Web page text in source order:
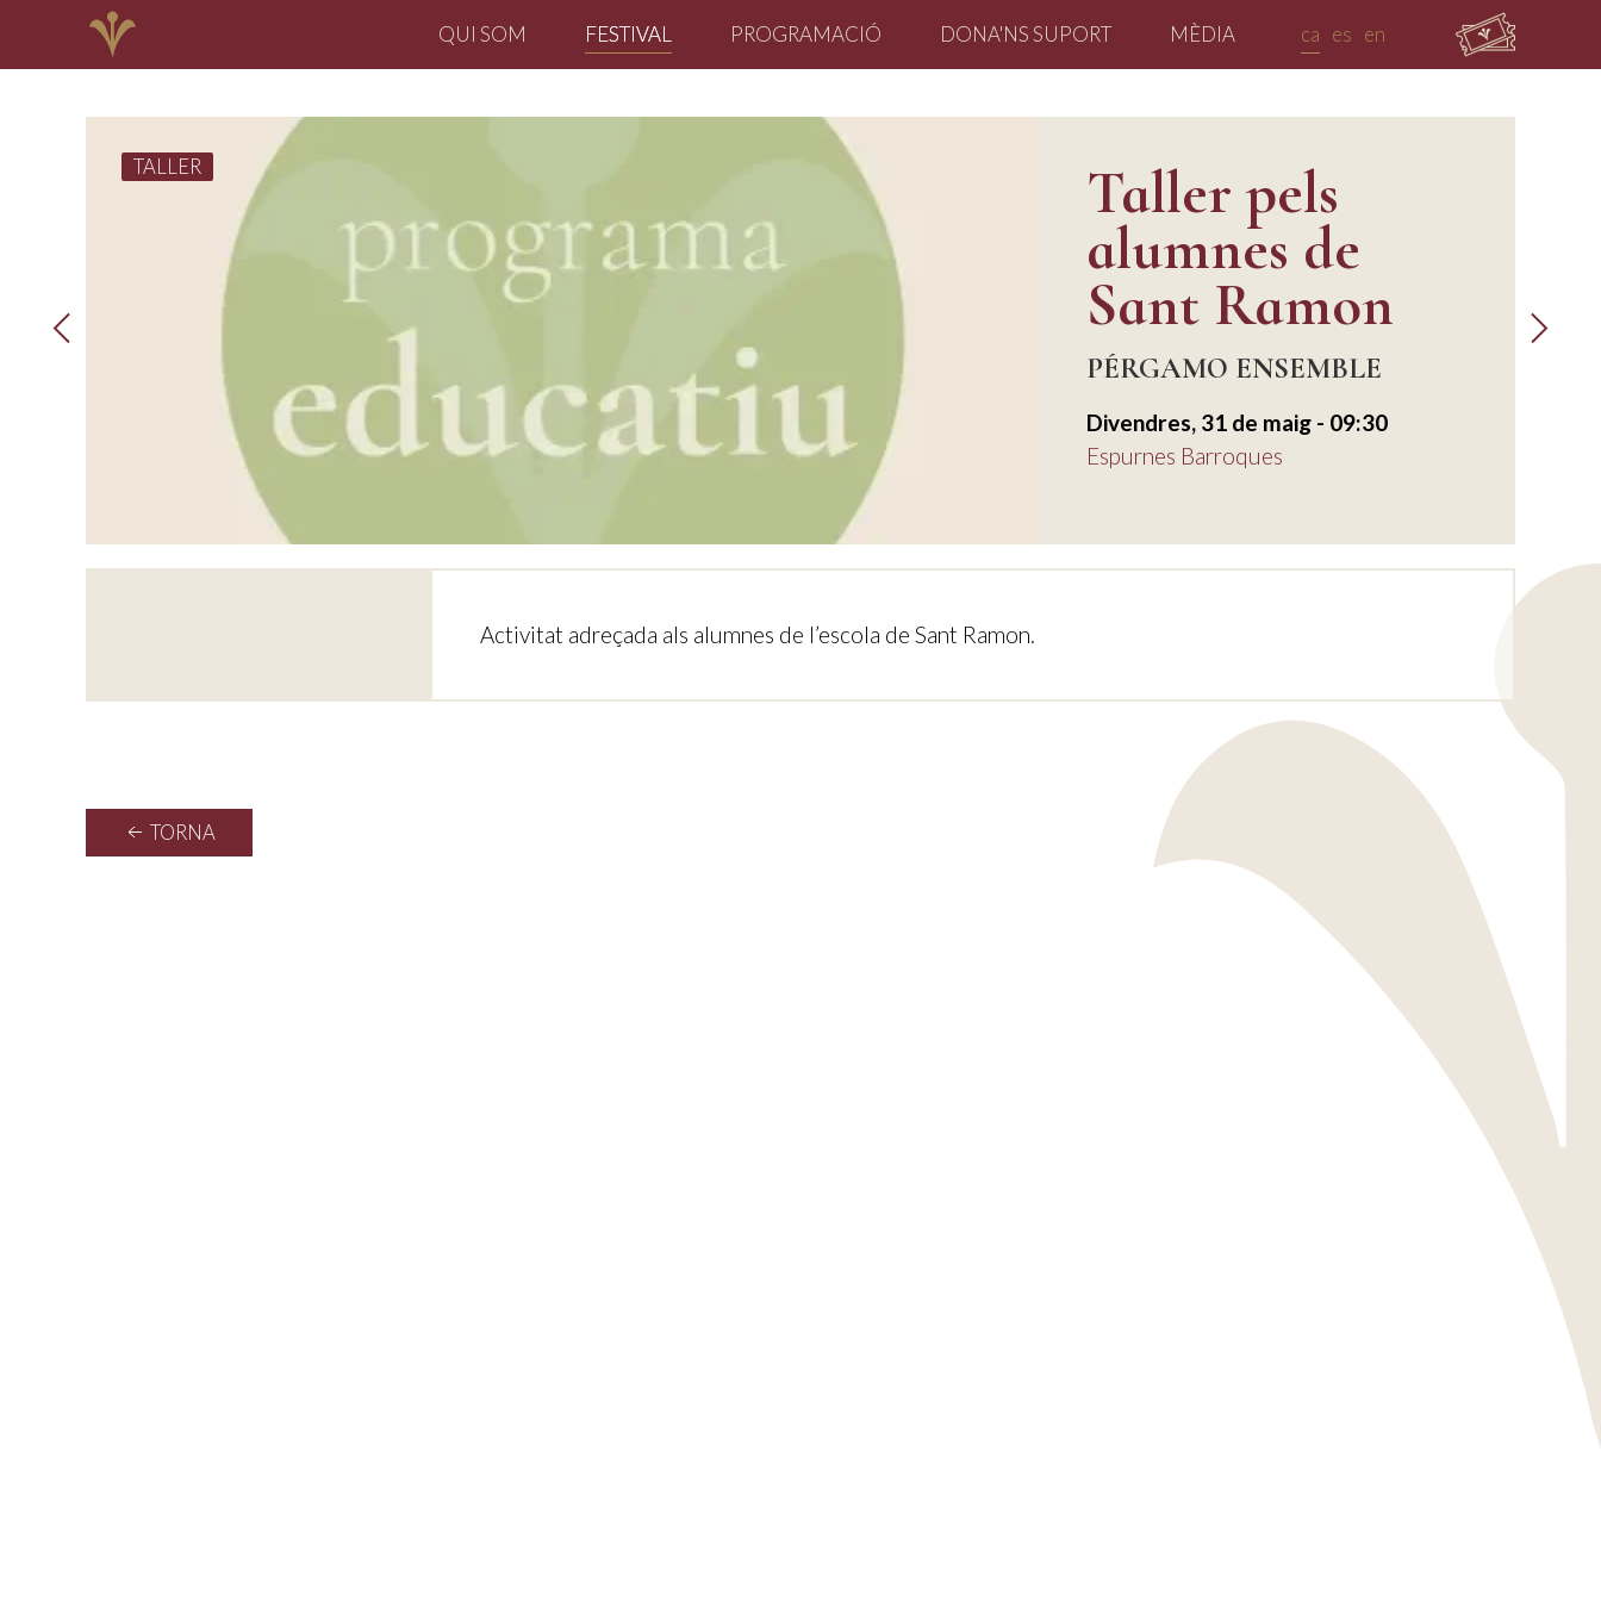
QUI SOM FESTIVAL PROGRAMACIÓ DONA'NS SUPORT MÈDIA ca es en
TALLER Taller pels
alumnes de
Sant Ramon
PÉRGAMO ENSEMBLE
Divendres, 31 de maig - 09:30
Espurnes Barroques
Activitat adreçada als alumnes de l’escola de Sant Ramon.
TORNA